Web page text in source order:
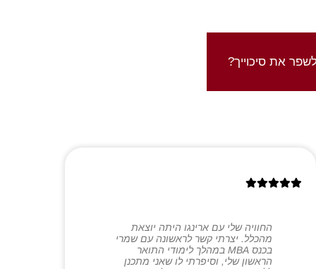
את סיכוייך?
בעד עצמן
החוויה שלי עם ארינגו היתה יוצאת
מהכלל. יצרתי קשר לראשונה עם שמרי
בכנס MBA במהלך לימודי התואר
הראשון שלי, וסיפרתי לו שאני מתכנן